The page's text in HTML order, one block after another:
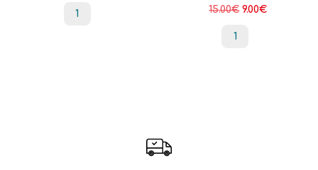
1
15.00€ 9.00€
1